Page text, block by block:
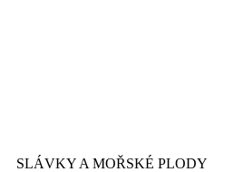
SLÁVKY A MOŘSKÉ PLODY